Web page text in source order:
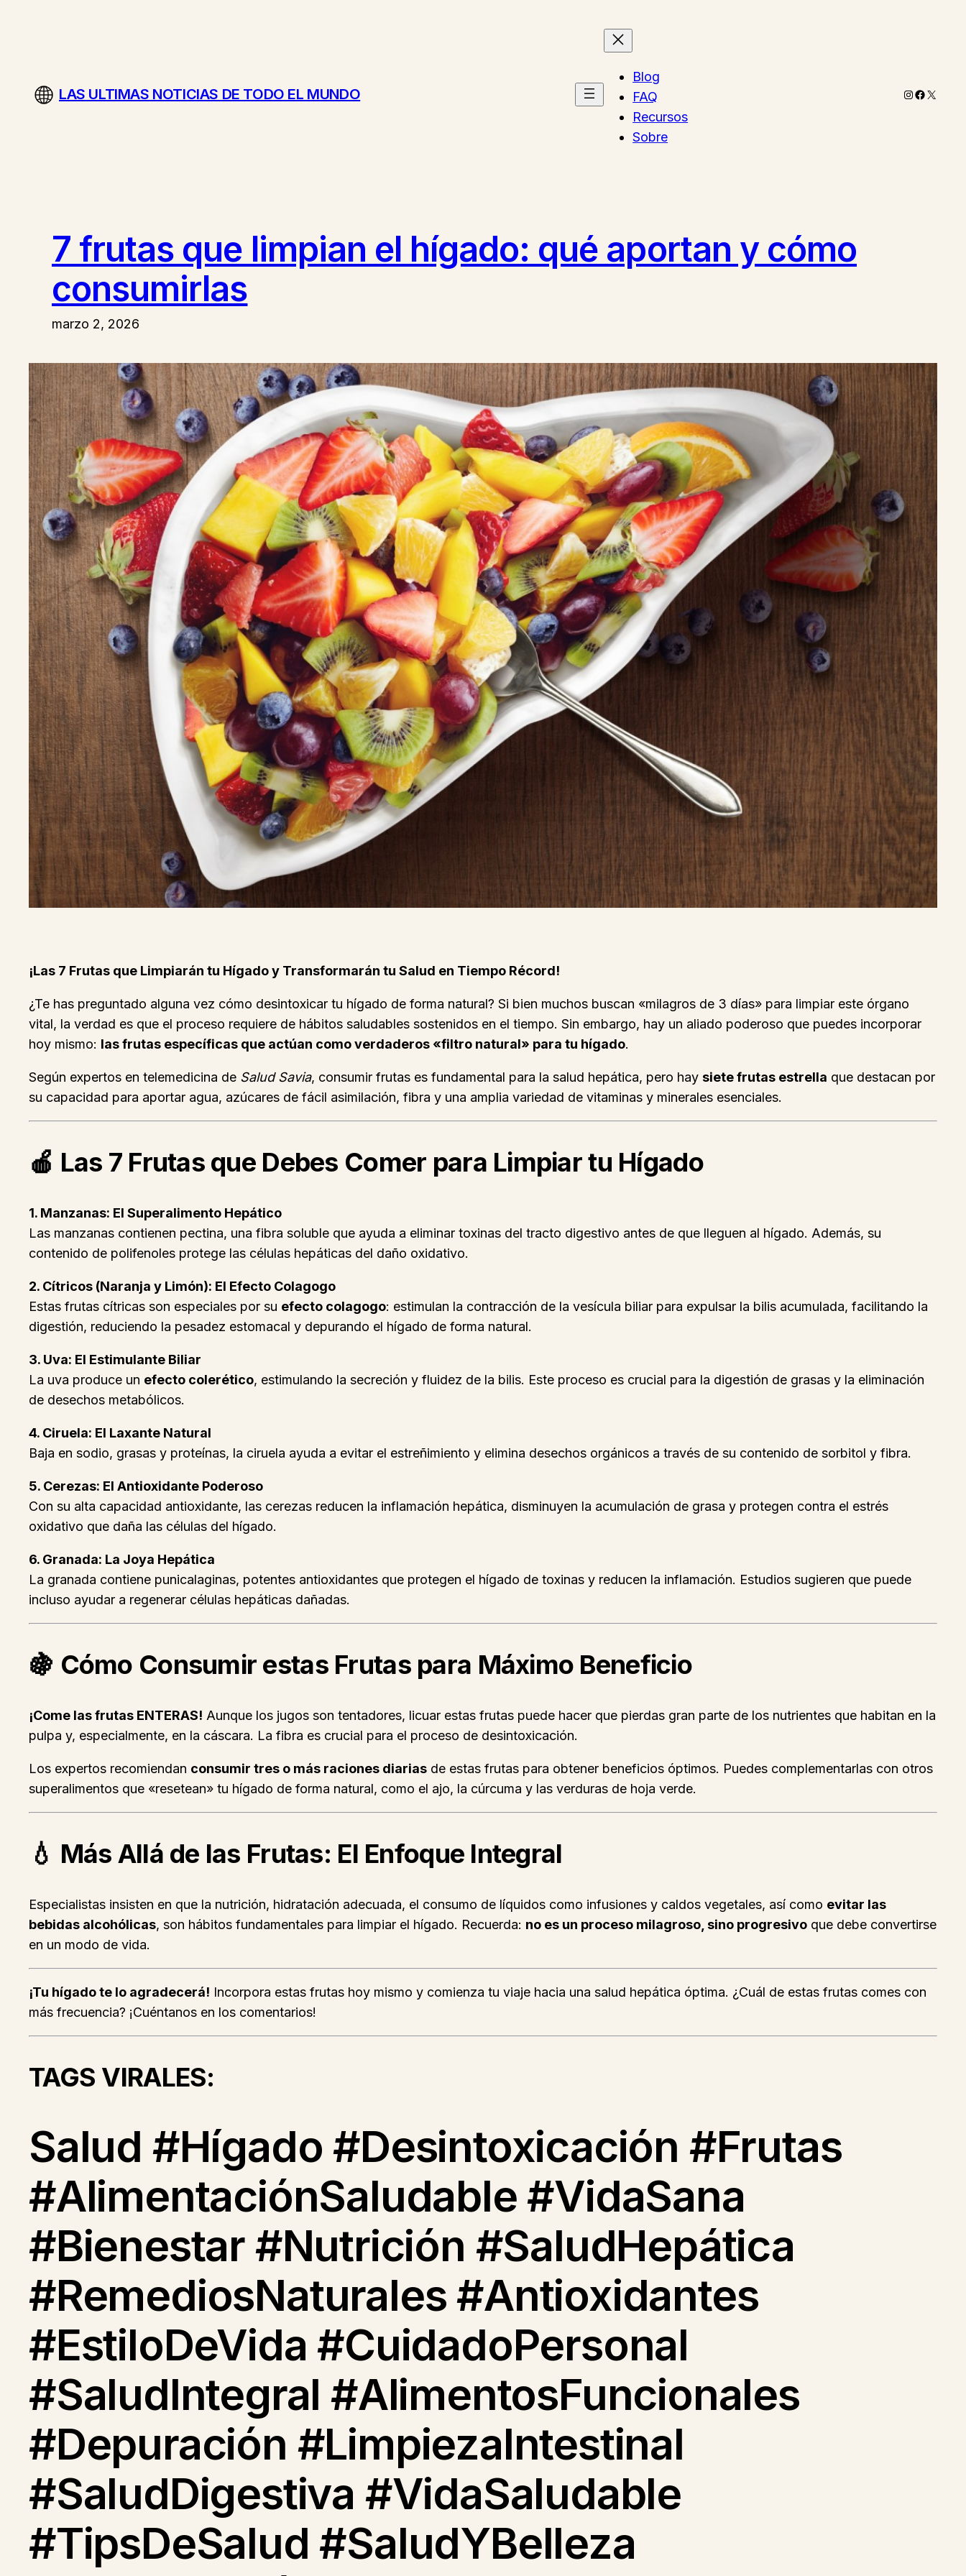
LAS ULTIMAS NOTICIAS DE TODO EL MUNDO
Blog
FAQ
Recursos
Sobre
Instagram
X
7 frutas que limpian el hígado: qué aportan y cómo
consumirlas
marzo 2, 2026
¡Las 7 Frutas que Limpiarán tu Hígado y Transformarán tu Salud en Tiempo Récord!
¿Te has preguntado alguna vez cómo desintoxicar tu hígado de forma natural? Si bien muchos buscan «milagros de 3 días» para limpiar este órgano
vital, la verdad es que el proceso requiere de hábitos saludables sostenidos en el tiempo. Sin embargo, hay un aliado poderoso que puedes incorporar
hoy mismo: las frutas específicas que actúan como verdaderos «filtro natural» para tu hígado.
Según expertos en telemedicina de Salud Savia, consumir frutas es fundamental para la salud hepática, pero hay siete frutas estrella que destacan por
su capacidad para aportar agua, azúcares de fácil asimilación, fibra y una amplia variedad de vitaminas y minerales esenciales.
🍎 Las 7 Frutas que Debes Comer para Limpiar tu Hígado
1. Manzanas: El Superalimento Hepático
Las manzanas contienen pectina, una fibra soluble que ayuda a eliminar toxinas del tracto digestivo antes de que lleguen al hígado. Además, su
contenido de polifenoles protege las células hepáticas del daño oxidativo.
2. Cítricos (Naranja y Limón): El Efecto Colagogo
Estas frutas cítricas son especiales por su efecto colagogo: estimulan la contracción de la vesícula biliar para expulsar la bilis acumulada, facilitando la
digestión, reduciendo la pesadez estomacal y depurando el hígado de forma natural.
3. Uva: El Estimulante Biliar
La uva produce un efecto colerético, estimulando la secreción y fluidez de la bilis. Este proceso es crucial para la digestión de grasas y la eliminación
de desechos metabólicos.
4. Ciruela: El Laxante Natural
Baja en sodio, grasas y proteínas, la ciruela ayuda a evitar el estreñimiento y elimina desechos orgánicos a través de su contenido de sorbitol y fibra.
5. Cerezas: El Antioxidante Poderoso
Con su alta capacidad antioxidante, las cerezas reducen la inflamación hepática, disminuyen la acumulación de grasa y protegen contra el estrés
oxidativo que daña las células del hígado.
6. Granada: La Joya Hepática
La granada contiene punicalaginas, potentes antioxidantes que protegen el hígado de toxinas y reducen la inflamación. Estudios sugieren que puede
incluso ayudar a regenerar células hepáticas dañadas.
🍇 Cómo Consumir estas Frutas para Máximo Beneficio
¡Come las frutas ENTERAS! Aunque los jugos son tentadores, licuar estas frutas puede hacer que pierdas gran parte de los nutrientes que habitan en la
pulpa y, especialmente, en la cáscara. La fibra es crucial para el proceso de desintoxicación.
Los expertos recomiendan consumir tres o más raciones diarias de estas frutas para obtener beneficios óptimos. Puedes complementarlas con otros
superalimentos que «resetean» tu hígado de forma natural, como el ajo, la cúrcuma y las verduras de hoja verde.
💧 Más Allá de las Frutas: El Enfoque Integral
Especialistas insisten en que la nutrición, hidratación adecuada, el consumo de líquidos como infusiones y caldos vegetales, así como evitar las
bebidas alcohólicas, son hábitos fundamentales para limpiar el hígado. Recuerda: no es un proceso milagroso, sino progresivo que debe convertirse
en un modo de vida.
¡Tu hígado te lo agradecerá! Incorpora estas frutas hoy mismo y comienza tu viaje hacia una salud hepática óptima. ¿Cuál de estas frutas comes con
más frecuencia? ¡Cuéntanos en los comentarios!
TAGS VIRALES:
Salud #Hígado #Desintoxicación #Frutas
#AlimentaciónSaludable #VidaSana
#Bienestar #Nutrición #SaludHepática
#RemediosNaturales #Antioxidantes
#EstiloDeVida #CuidadoPersonal
#SaludIntegral #AlimentosFuncionales
#Depuración #LimpiezaIntestinal
#SaludDigestiva #VidaSaludable
#TipsDeSalud #SaludYBelleza